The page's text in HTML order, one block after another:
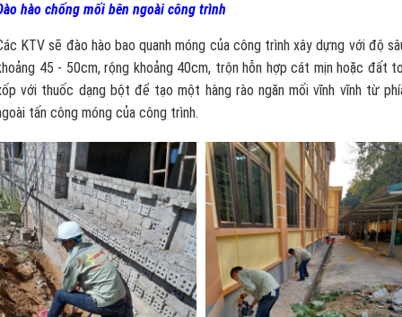
hào chống mối bên ngoài công trình
KTV sẽ đào hào bao quanh móng của công trình xây dựng với độ
45 - 50cm, rộng khoảng 40cm, trộn hỗn hợp cát mịn hoặc đất
với thuốc dạng bột để tạo một hàng rào ngăn mối vĩnh vĩnh từ
tấn công móng của công trình.